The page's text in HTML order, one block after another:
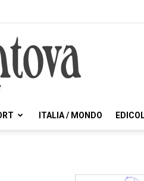
ITALIA / MONDO